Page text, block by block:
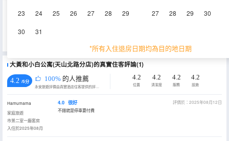
23 24 25 26 27 28 29
30 31
27 28 29 30
*所有入住退房日期均為目的地日期
重要資訊
大黃和小白公寓(天山北路分店)的真實住客評論(1)
4.2 /5分 100% 的人推薦
永安旅遊評價由真實酒店住客提供的評價。
4.2
位置
4.2
清潔度
4.2
服務
4.2
設施
Hamumama
家庭旅遊
市景二室一廳套房
入住於2025年08月
4.0 很好
評價於：2025年08月12日
不錯就是停車要付費